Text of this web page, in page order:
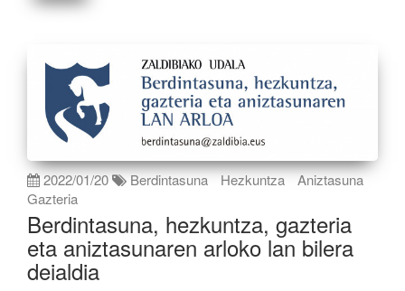
2022/01/20 Berdintasuna Hezkuntza
Aniztasuna
Gazteria
Berdintasuna, hezkuntza, gazteria
eta aniztasunaren arloko lan bilera
deialdia